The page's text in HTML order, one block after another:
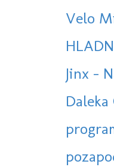
Velo
Jinx -